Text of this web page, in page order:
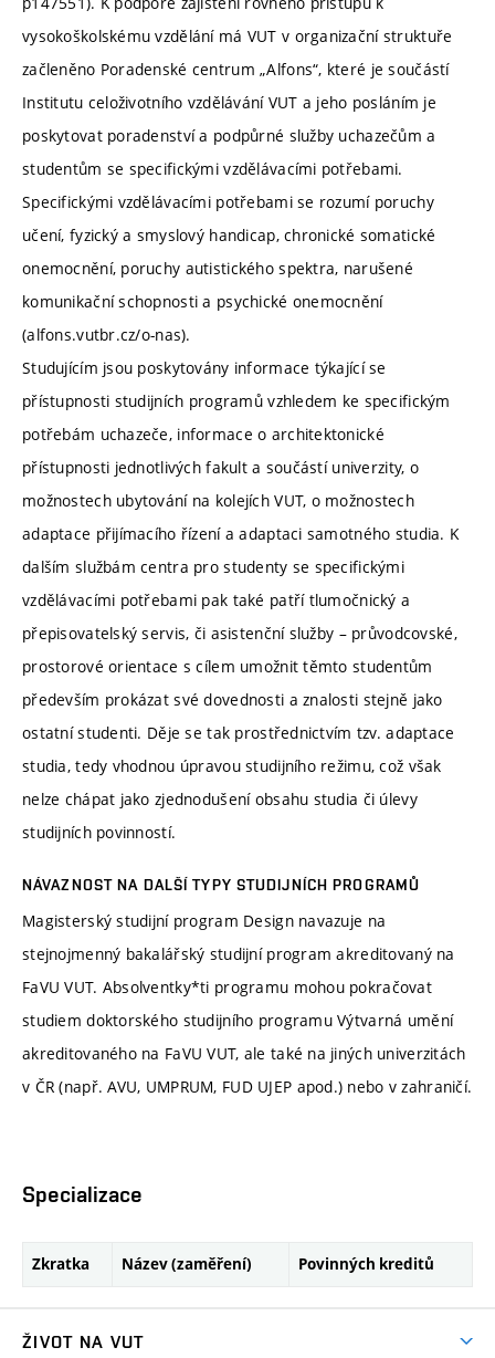
vysokoškolskému vzdělání má VUT v organizační struktuře
začleněno Poradenské centrum „Alfons“, které je součástí
Institutu celoživotního vzdělávání VUT a jeho posláním je
poskytovat poradenství a podpůrné služby uchazečům a
studentům se specifickými vzdělávacími potřebami.
Specifickými vzdělávacími potřebami se rozumí poruchy
učení, fyzický a smyslový handicap, chronické somatické
onemocnění, poruchy autistického spektra, narušené
komunikační schopnosti a psychické onemocnění
(alfons.vutbr.cz/o-nas).
Studujícím jsou poskytovány informace týkající se
přístupnosti studijních programů vzhledem ke specifickým
potřebám uchazeče, informace o architektonické
přístupnosti jednotlivých fakult a součástí univerzity, o
možnostech ubytování na kolejích VUT, o možnostech
adaptace přijímacího řízení a adaptaci samotného studia. K
dalším službám centra pro studenty se specifickými
vzdělávacími potřebami pak také patří tlumočnický a
přepisovatelský servis, či asistenční služby – průvodcovské,
prostorové orientace s cílem umožnit těmto studentům
především prokázat své dovednosti a znalosti stejně jako
ostatní studenti. Děje se tak prostřednictvím tzv. adaptace
studia, tedy vhodnou úpravou studijního režimu, což však
nelze chápat jako zjednodušení obsahu studia či úlevy
studijních povinností.
NÁVAZNOST NA DALŠÍ TYPY STUDIJNÍCH PROGRAMŮ
Magisterský studijní program Design navazuje na
stejnojmenný bakalářský studijní program akreditovaný na
FaVU VUT. Absolventky*ti programu mohou pokračovat
studiem doktorského studijního programu Výtvarná umění
akreditovaného na FaVU VUT, ale také na jiných univerzitách
v ČR (např. AVU, UMPRUM, FUD UJEP apod.) nebo v zahraničí.
Specializace
Zkratka Název (zaměření) Povinných kreditů
ŽIVOT NA VUT